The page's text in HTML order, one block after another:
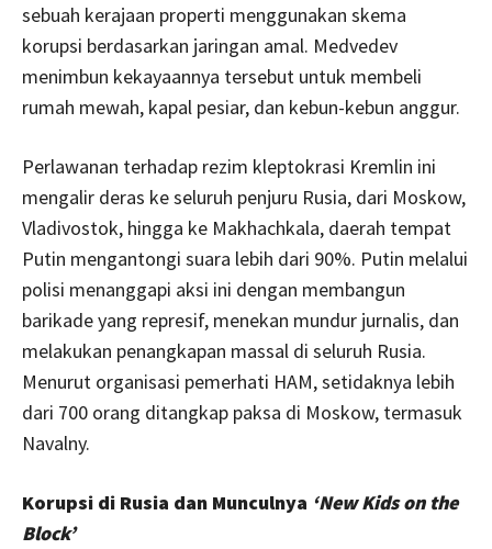
sebuah kerajaan properti menggunakan skema
korupsi berdasarkan jaringan amal. Medvedev
menimbun kekayaannya tersebut untuk membeli
rumah mewah, kapal pesiar, dan kebun-kebun anggur.
Perlawanan terhadap rezim kleptokrasi Kremlin ini
mengalir deras ke seluruh penjuru Rusia, dari Moskow,
Vladivostok, hingga ke Makhachkala, daerah tempat
Putin mengantongi suara lebih dari 90%. Putin melalui
polisi menanggapi aksi ini dengan membangun
barikade yang represif, menekan mundur jurnalis, dan
melakukan penangkapan massal di seluruh Rusia.
Menurut organisasi pemerhati HAM, setidaknya lebih
dari 700 orang ditangkap paksa di Moskow, termasuk
Navalny.
Korupsi di Rusia dan Munculnya ‘New Kids on the
Block’